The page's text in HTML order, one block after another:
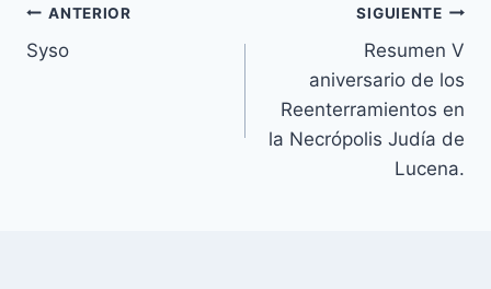
ANTERIOR
Syso
SIGUIENTE
Resumen V
aniversario de los
Reenterramientos en
la Necrópolis Judía de
Lucena.